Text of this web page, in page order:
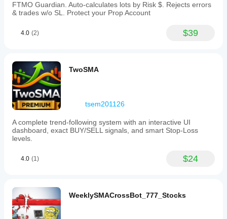
FTMO Guardian. Auto-calculates lots by Risk $. Rejects errors
& trades w/o SL. Protect your Prop Account
4.0 (2) $39
TwoSMA
tsem201126
A complete trend-following system with an interactive UI
dashboard, exact BUY/SELL signals, and smart Stop-Loss
levels.
4.0 (1) $24
WeeklySMACrossBot_777_Stocks